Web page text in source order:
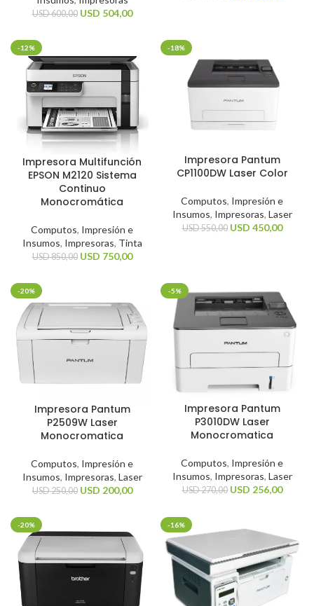
USD600,00 USD 504,00
-12%
Impresora Multifunción
EPSON M2120 Sistema
Continuo
Monocromática
Computos, Impresión e
Insumos, Impresoras, Tinta
USD850,00 USD 750,00
-18%
Impresora Pantum
CP1100DW Laser Color
Computos, Impresión e
Insumos, Impresoras, Laser
USD550,00 USD 450,00
-20%
Impresora Pantum
P2509W Laser
Monocromatica
Computos, Impresión e
Insumos, Impresoras, Laser
USD250,00 USD 200,00
-5%
Impresora Pantum
P3010DW Laser
Monocromatica
Computos, Impresión e
Insumos, Impresoras, Laser
USD270,00 USD 256,00
-20% -16%